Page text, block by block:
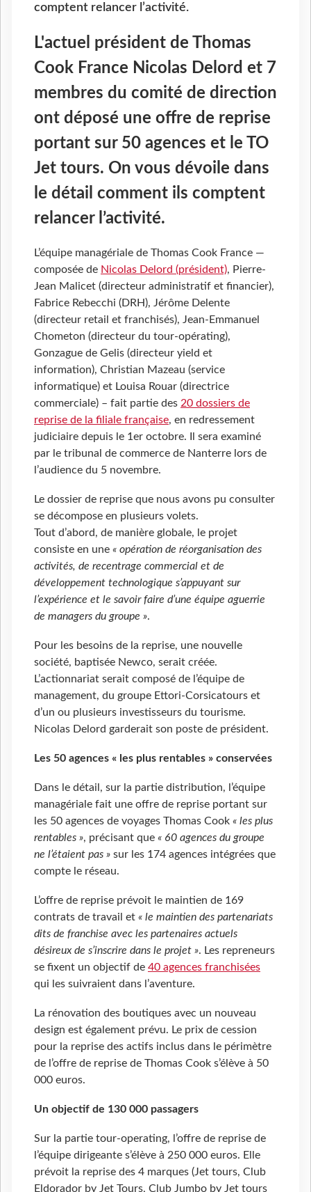
comptent relancer l’activité.
L'actuel président de Thomas
Cook France Nicolas Delord et 7
membres du comité de direction
ont déposé une offre de reprise
portant sur 50 agences et le TO
Jet tours. On vous dévoile dans
le détail comment ils comptent
relancer l’activité.
L’équipe managériale de Thomas Cook France —
composée de Nicolas Delord (président), Pierre-
Jean Malicet (directeur administratif et financier),
Fabrice Rebecchi (DRH), Jérôme Delente
(directeur retail et franchisés), Jean-Emmanuel
Chometon (directeur du tour-opérating),
Gonzague de Gelis (directeur yield et
information), Christian Mazeau (service
informatique) et Louisa Rouar (directrice
commerciale) – fait partie des 20 dossiers de
reprise de la filiale française, en redressement
judiciaire depuis le 1er octobre. Il sera examiné
par le tribunal de commerce de Nanterre lors de
l’audience du 5 novembre.
Le dossier de reprise que nous avons pu consulter
se décompose en plusieurs volets.
Tout d’abord, de manière globale, le projet
consiste en une « opération de réorganisation des
activités, de recentrage commercial et de
développement technologique s’appuyant sur
l’expérience et le savoir faire d’une équipe aguerrie
de managers du groupe ».
Pour les besoins de la reprise, une nouvelle
société, baptisée Newco, serait créée.
L’actionnariat serait composé de l’équipe de
management, du groupe Ettori-Corsicatours et
d’un ou plusieurs investisseurs du tourisme.
Nicolas Delord garderait son poste de président.
Les 50 agences « les plus rentables » conservées
Dans le détail, sur la partie distribution, l’équipe
managériale fait une offre de reprise portant sur
les 50 agences de voyages Thomas Cook « les plus
rentables », précisant que « 60 agences du groupe
ne l’étaient pas » sur les 174 agences intégrées que
compte le réseau.
L’offre de reprise prévoit le maintien de 169
contrats de travail et « le maintien des partenariats
dits de franchise avec les partenaires actuels
désireux de s’inscrire dans le projet ». Les repreneurs
se fixent un objectif de 40 agences franchisées
qui les suivraient dans l’aventure.
La rénovation des boutiques avec un nouveau
design est également prévu. Le prix de cession
pour la reprise des actifs inclus dans le périmètre
de l’offre de reprise de Thomas Cook s’élève à 50
000 euros.
Un objectif de 130 000 passagers
Sur la partie tour-operating, l’offre de reprise de
l’équipe dirigeante s’élève à 250 000 euros. Elle
prévoit la reprise des 4 marques (Jet tours, Club
Eldorador by Jet Tours, Club Jumbo by Jet tours